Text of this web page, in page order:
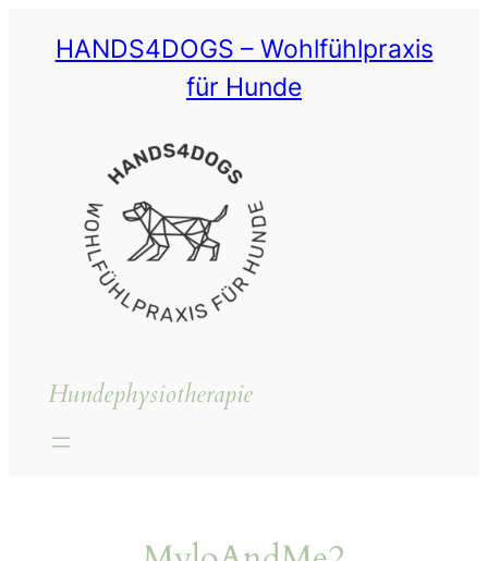
HANDS4DOGS – Wohlfühlpraxis
für Hunde
Hundephysiotherapie